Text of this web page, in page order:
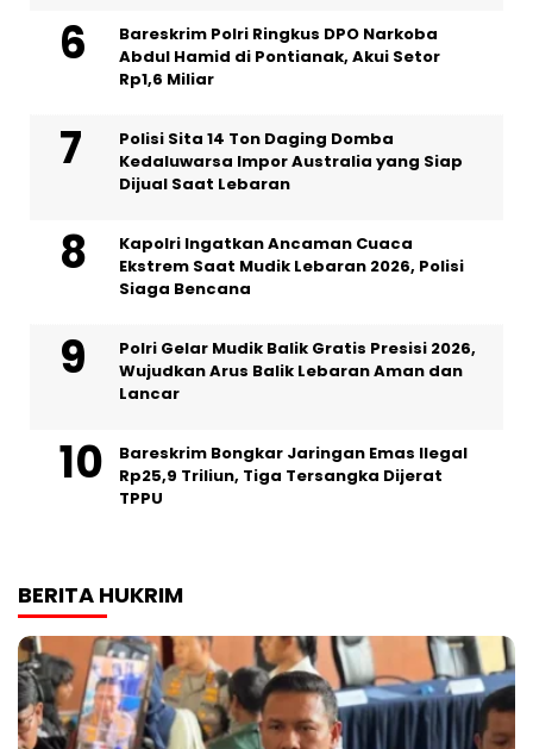
Bareskrim Polri Ringkus DPO Narkoba
Abdul Hamid di Pontianak, Akui Setor
Rp1,6 Miliar
Polisi Sita 14 Ton Daging Domba
Kedaluwarsa Impor Australia yang Siap
Dijual Saat Lebaran
Kapolri Ingatkan Ancaman Cuaca
Ekstrem Saat Mudik Lebaran 2026, Polisi
Siaga Bencana
Polri Gelar Mudik Balik Gratis Presisi 2026,
Wujudkan Arus Balik Lebaran Aman dan
Lancar
Bareskrim Bongkar Jaringan Emas Ilegal
Rp25,9 Triliun, Tiga Tersangka Dijerat
TPPU
BERITA HUKRIM